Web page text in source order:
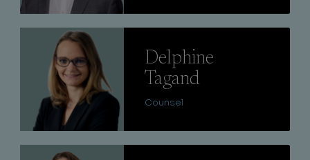
Delphine
Tagand
Counsel